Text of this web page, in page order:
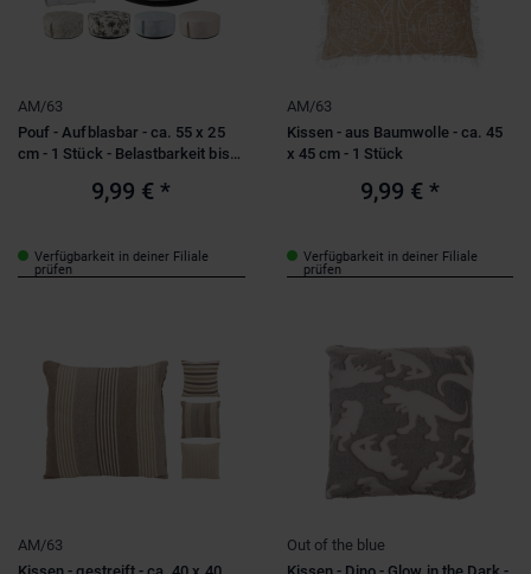
AM/63
Pouf - Aufblasbar - ca. 55 x 25
cm - 1 Stück - Belastbarkeit bis
9,99 € *
Verfügbarkeit in deiner Filiale
prüfen
AM/63
Kissen - aus Baumwolle - ca. 45
x 45 cm - 1 Stück
9,99 € *
Verfügbarkeit in deiner Filiale
prüfen
AM/63
Out of the blue